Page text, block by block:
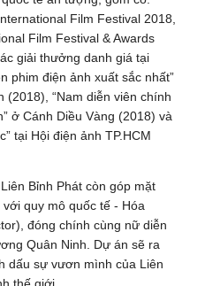
Film Festival 2018,
Film Festival & Awards
giải thưởng danh giá tại
phim điện ảnh xuất sắc nhất”
(2018), “Nam diễn viên chính
ở Cánh Diều Vàng (2018) và
tại Hội điện ảnh TP.HCM
Bỉnh Phát còn góp mặt
quy mô quốc tế - Hóa
đóng chính cùng nữ diễn
Quân Ninh. Dự án sẽ ra
dấu sự vươn mình của Liên
thế giới.